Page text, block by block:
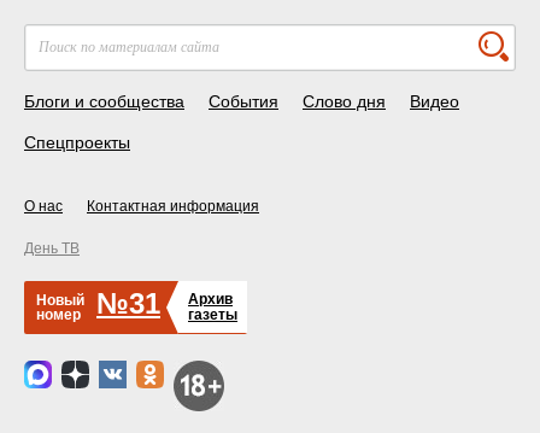
Блоги и сообщества События Слово дня Видео
Спецпроекты
О нас Контактная информация
День ТВ
Новый
номер
№31
Архив
газеты